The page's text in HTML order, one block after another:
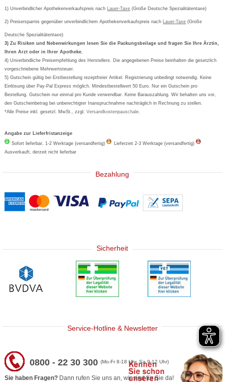
Cookie-Einstellungen
Vertrag widerrufen
Bestellschein ausfüllen
Newsletteranmeldung
Formoline
Wick
Eucerin
Basica
1) Unverbindlicher Apothekenverkaufspreis nach Lauer-Taxe (Große Deutsche Spezialitätentaxe)
2) Preisersparnis gegenüber unverbindlichem Apothekenverkaufspreis nach Lauer-Taxe (Große
Deutsche Spezialitätentaxe)
3) Zu Risiken und Nebenwirkungen lesen Sie die Packungsbeilage und fragen Sie Ihre Ärztin,
Ihren Arzt oder in Ihrer Apotheke.
4) Unverbindliche Preisempfehlung des Herstellers. Die angegebenen Preise beinhalten die gesetzlich
vorgeschriebene Mehrwertsteuer.
5) Gutschein gültig bei Erstbestellung rezeptfreier Artikel. Registrierung unbedingt notwendig. Keine
Einlösung über Pay-Pal Express möglich. Mindestbestellwert 50 Euro. Nur ein Gutschein pro
Bestellung. Gutschein nur einmal pro Kunde verwendbar. Keine Barauszahlung. Wir behalten uns vor,
den Gutscheinbetrag bei unberechtigter Inanspruchnahme nachträglich in Rechnung zu stellen.
*Alle Preise inkl. gesetzl. MwSt., zzgl.Versandkostenpauschale.
Angabe zur Lieferfristanzeige
Sofort lieferbar, 1-2 Werktage (versandfertig)
Lieferzeit 2-3 Werktage (versandfertig)
Ausverkauft, derzeit nicht lieferbar
Bezahlung
Sicherheit
Service-Hotline & Newsletter
0800 - 22 30 300(Mo-Fr 8-18 Uhr, Sa 9-12 Uhr)
Sie haben Fragen? Dann rufen Sie uns an, wir sind für Sie da!